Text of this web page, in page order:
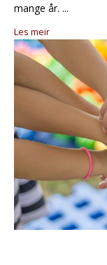
mange år. ...
Les meir